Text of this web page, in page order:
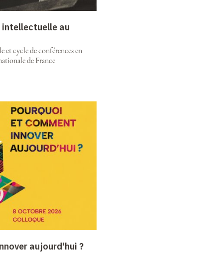
intellectuelle au
et cycle de conférences en
de France
aujourd'hui ?